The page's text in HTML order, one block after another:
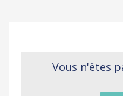
Vous n'êtes